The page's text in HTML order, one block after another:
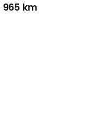
965 km